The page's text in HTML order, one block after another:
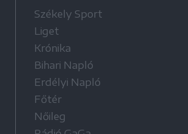
Székely Sport
Liget
Krónika
Bihari Napló
Erdélyi Napló
Főtér
Nőileg